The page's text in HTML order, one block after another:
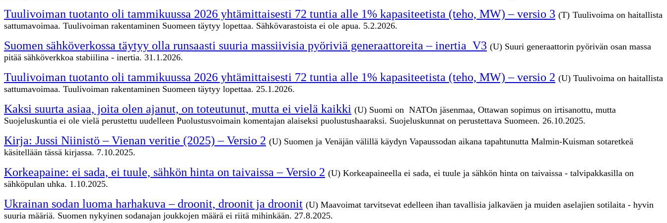
Tuulivoiman tuotanto oli tammikuussa 2026 yhtämittaisesti 72 tuntia alle 1% kapasiteetista (teho, MW) – versio 3 (T) Tuulivoima on haitallista
sattumavoimaa. Tuulivoiman rakentaminen Suomeen täytyy lopettaa. Sähkövarastoista ei ole apua. 5.2.2026.
Suomen sähköverkossa täytyy olla runsaasti suuria massiivisia pyöriviä generaattoreita – inertia_V3 (U) Suuri generaattorin pyörivän osan massa
pitää sähköverkkoa stabiilina - inertia. 31.1.2026.
Tuulivoiman tuotanto oli tammikuussa 2026 yhtämittaisesti 72 tuntia alle 1% kapasiteetista (teho, MW) – versio 2 (U) Tuulivoima on haitallista
sattumavoimaa. Tuulivoiman rakentaminen Suomeen täytyy lopettaa. 25.1.2026.
Kaksi suurta asiaa, joita olen ajanut, on toteutunut, mutta ei vielä kaikki (U) Suomi on NATOn jäsenmaa, Ottawan sopimus on irtisanottu, mutta
Suojeluskuntia ei ole vielä perustettu uudelleen Puolustusvoimain komentajan alaiseksi puolustushaaraksi. Suojeluskunnat on perustettava Suomeen. 26.10.2025.
Kirja: Jussi Niinistö – Vienan veritie (2025) – Versio 2 (U) Suomen ja Venäjän välillä käydyn Vapaussodan aikana tapahtunutta Malmin-Kuisman sotaretkeä
käsitellään tässä kirjassa. 7.10.2025.
Korkeapaine: ei sada, ei tuule, sähkön hinta on taivaissa – Versio 2 (U) Korkeapaineella ei sada, ei tuule ja sähkön hinta on taivaissa - talvipakkasilla on
sähköpulan uhka. 1.10.2025.
Ukrainan sodan luoma harhakuva – droonit, droonit ja droonit (U) Maavoimat tarvitsevat edelleen ihan tavallisia jalkaväen ja muiden aselajien sotilaita - hyvin
suuria määriä. Suomen nykyinen sodanajan joukkojen määrä ei riitä mihinkään. 27.8.2025.